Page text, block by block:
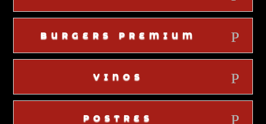
BURGERS PREMIUM
VINOS
POSTRES